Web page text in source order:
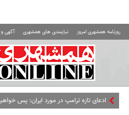
روزنامه همشهری امروز نیازمندی های همشهری آگهی و
ادعای تازه ترامپ در مورد ایران: پس